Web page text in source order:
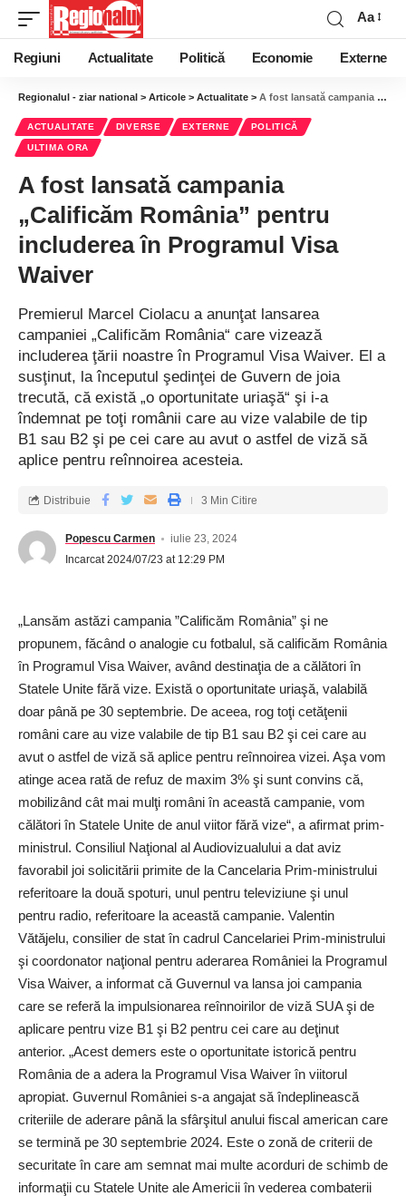
Aa
Regiuni Actualitate Politică Economie Externe
Regionalul - ziar national > Articole > Actualitate > A fost lansată campania „Calificăm România” pentru includerea în Programul Visa Waiver
ACTUALITATE DIVERSE EXTERNE POLITICĂ
ULTIMA ORA
A fost lansată campania
„Calificăm România” pentru
includerea în Programul Visa
Waiver
Premierul Marcel Ciolacu a anunţat lansarea
campaniei „Calificăm România“ care vizează
includerea ţării noastre în Programul Visa Waiver. El a
susţinut, la începutul şedinţei de Guvern de joia
trecută, că există „o oportunitate uriaşă“ şi i-a
îndemnat pe toţi românii care au vize valabile de tip
B1 sau B2 şi pe cei care au avut o astfel de viză să
aplice pentru reînnoirea acesteia.
Popescu Carmen
iulie 23, 2024
Incarcat 2024/07/23 at 12:29 PM
Distribuie 3 Min Citire
„Lansăm astăzi campania ”Calificăm România” şi ne
propunem, făcând o analogie cu fotbalul, să calificăm România
în Programul Visa Waiver, având destinaţia de a călători în
Statele Unite fără vize. Există o oportunitate uriaşă, valabilă
doar până pe 30 septembrie. De aceea, rog toţi cetăţenii
români care au vize valabile de tip B1 sau B2 şi cei care au
avut o astfel de viză să aplice pentru reînnoirea vizei. Aşa vom
atinge acea rată de refuz de maxim 3% şi sunt convins că,
mobilizând cât mai mulţi români în această campanie, vom
călători în Statele Unite de anul viitor fără vize“, a afirmat prim-
ministrul. Consiliul Naţional al Audiovizualului a dat aviz
favorabil joi solicitării primite de la Cancelaria Prim-ministrului
referitoare la două spoturi, unul pentru televiziune şi unul
pentru radio, referitoare la această campanie. Valentin
Vătăjelu, consilier de stat în cadrul Cancelariei Prim-ministrului
şi coordonator naţional pentru aderarea României la Programul
Visa Waiver, a informat că Guvernul va lansa joi campania
care se referă la impulsionarea reînnoirilor de viză SUA şi de
aplicare pentru vize B1 şi B2 pentru cei care au deţinut
anterior. „Acest demers este o oportunitate istorică pentru
România de a adera la Programul Visa Waiver în viitorul
apropiat. Guvernul României s-a angajat să îndeplinească
criteriile de aderare până la sfârşitul anului fiscal american care
se termină pe 30 septembrie 2024. Este o zonă de criterii de
securitate în care am semnat mai multe acorduri de schimb de
informaţii cu Statele Unite ale Americii în vederea combaterii